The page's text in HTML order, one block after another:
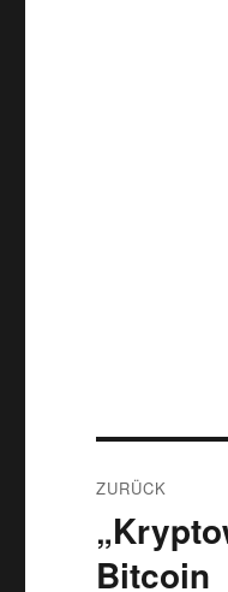
ZURÜCK
Vorheriger
Beitrag:
Bitcoin